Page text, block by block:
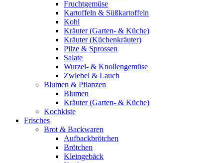
Fruchtgemüse
Kartoffeln & Süßkartoffeln
Kohl
Kräuter (Garten- & Küche)
Kräuter (Küchenkräuter)
Pilze & Sprossen
Salate
Wurzel- & Knollengemüse
Zwiebel & Lauch
Blumen & Pflanzen
Blumen
Kräuter (Garten- & Küche)
Kochkiste
Frisches
Brot & Backwaren
Aufbackbrötchen
Brötchen
Kleingebäck